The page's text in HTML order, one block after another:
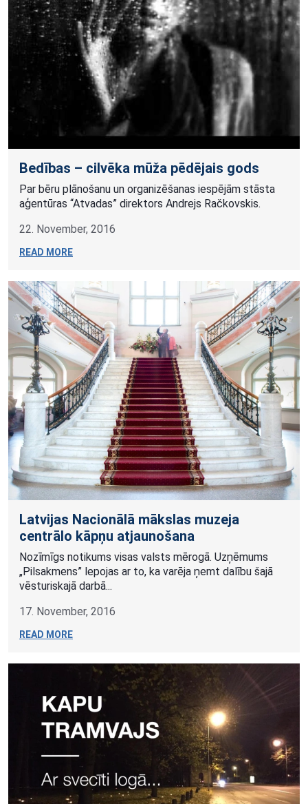
Bedības – cilvēka mūža pēdējais gods
Par bēru plānošanu un organizēšanas iespējām stāsta
aģentūras “Atvadas” direktors Andrejs Račkovskis.
22. November, 2016
READ MORE
Latvijas Nacionālā mākslas muzeja
centrālo kāpņu atjaunošana
Nozīmīgs notikums visas valsts mērogā. Uzņēmums
„Pilsakmens” lepojas ar to, ka varēja ņemt dalību šajā
vēsturiskajā darbā...
17. November, 2016
READ MORE